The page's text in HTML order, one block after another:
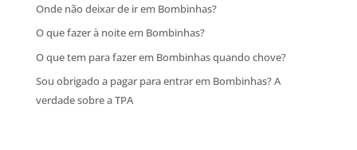
Onde não deixar de ir em Bombinhas?
O que fazer à noite em Bombinhas?
O que tem para fazer em Bombinhas quando chove?
Sou obrigado a pagar para entrar em Bombinhas? A
verdade sobre a TPA